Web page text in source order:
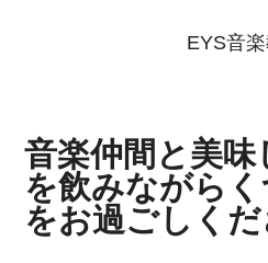
EYS音
音楽仲間と美
を飲みながら
をお過ごしくだ